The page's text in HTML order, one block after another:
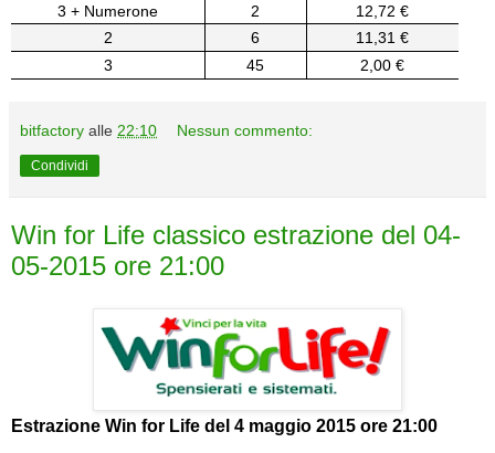
3 + Numerone
2
12,72 €
2
6
11,31 €
3
45 2,00 €
bitfactory alle 22:10 Nessun commento:
Condividi
Win for Life classico estrazione del 04-
05-2015 ore 21:00
Estrazione Win for Life del 4 maggio 2015 ore 21:00